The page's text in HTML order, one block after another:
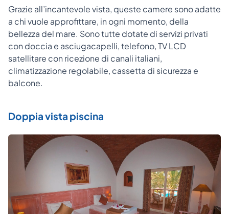
Grazie all’incantevole vista, queste camere sono adatte
a chi vuole approfittare, in ogni momento, della
bellezza del mare. Sono tutte dotate di servizi privati
con doccia e asciugacapelli, telefono, TV LCD
satellitare con ricezione di canali italiani,
climatizzazione regolabile, cassetta di sicurezza e
balcone.
Doppia vista piscina